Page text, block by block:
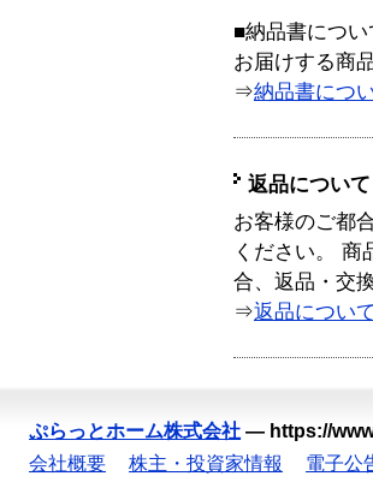
■納品書につい
お届けする商
⇒納品書につ
返品について
お客様のご都
ください。 商
合、返品・交
⇒返品につい
ぷらっとホーム株式会社 — https://
会社概要
株主・投資家情報 電子公